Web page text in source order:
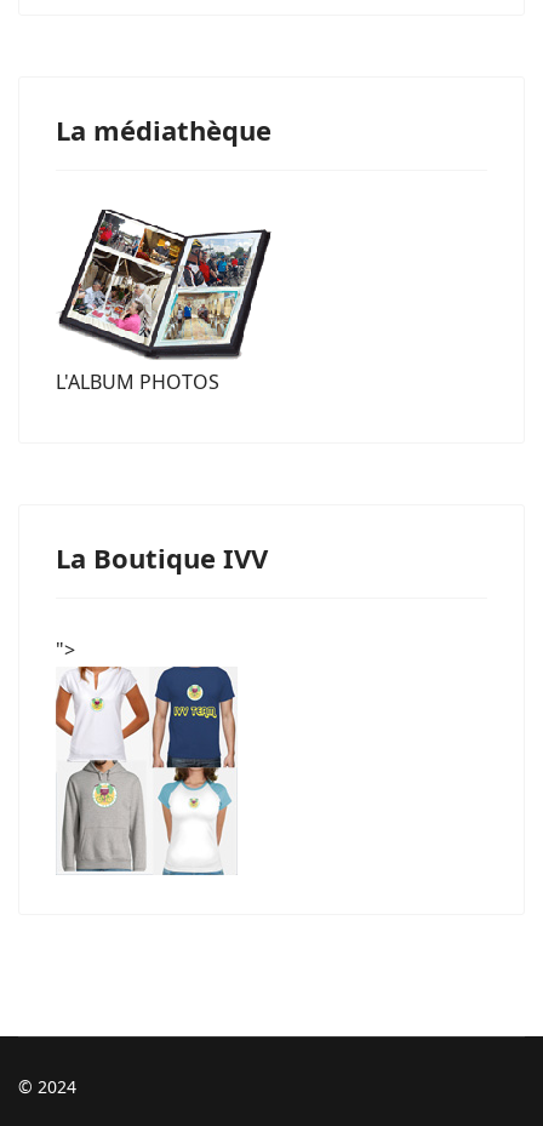
La médiathèque
L'ALBUM PHOTOS
La Boutique IVV
">
© 2024